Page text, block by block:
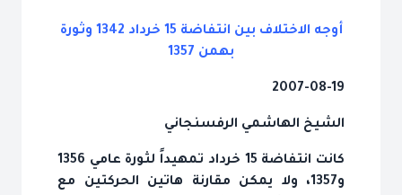
أوجه الاختلاف بين انتفاضة 15 خرداد 1342 وثورة
بهمن 1357
2007-08-19
الشيخ الهاشمي الرفسنجاني
كانت انتفاضة 15 خرداد تمهيداً لثورة عامي 1356
و1357، ولا يمكن مقارنة هاتين الحركتين مع